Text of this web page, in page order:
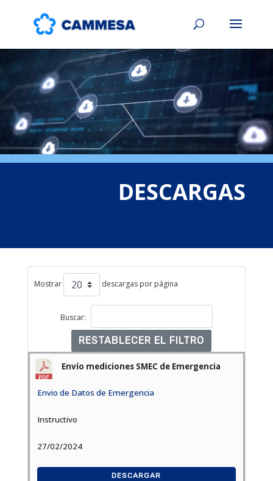
DESCARGAS
Mostrar descargas por página
Buscar:
RESTABLECER EL FILTRO
Envío mediciones SMEC de Emergencia
Envio de Datos de Emergencia
Instructivo
27/02/2024
DESCARGAR